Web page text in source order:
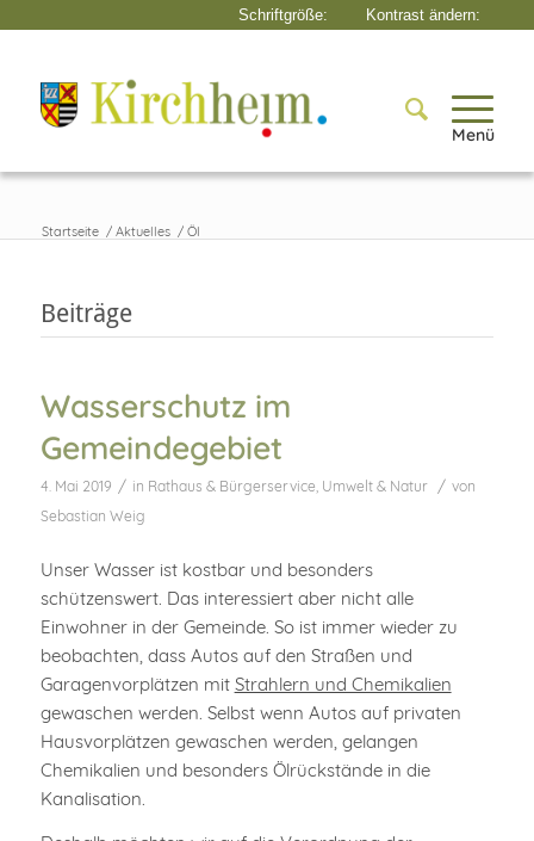
Menü
Startseite / Aktuelles / Öl
Beiträge
Wasserschutz im
Gemeindegebiet
4. Mai 2019 / in Rathaus & Bürgerservice, Umwelt & Natur / von
Sebastian Weig
Unser Wasser ist kostbar und besonders
schützenswert. Das interessiert aber nicht alle
Einwohner in der Gemeinde. So ist immer wieder zu
beobachten, dass Autos auf den Straßen und
Garagenvorplätzen mit Strahlern und Chemikalien
gewaschen werden. Selbst wenn Autos auf privaten
Hausvorplätzen gewaschen werden, gelangen
Chemikalien und besonders Ölrückstände in die
Kanalisation.